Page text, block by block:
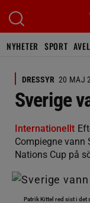
NYHETER SPORT AVEL
DRESSYR 20 MAJ
Sverige
Internationellt
Compiegne vann
Nations Cup på
Patrik Kittel red sist i det